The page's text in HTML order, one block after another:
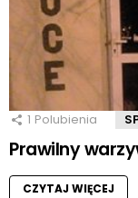
1 Polubienia
Prawilny
CZYTAJ WIĘCEJ